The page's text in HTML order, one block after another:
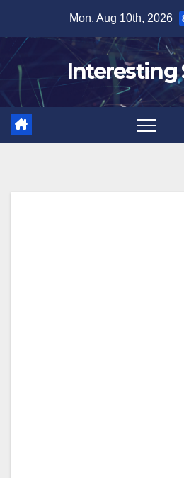
content
Mon. Aug 10th, 2026
Interesting